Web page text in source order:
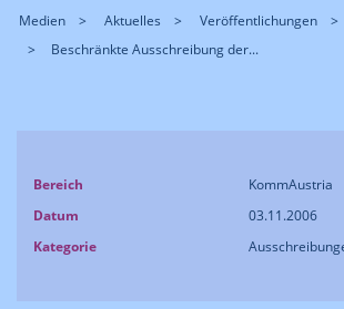
Medien Aktuelles Veröffentlichungen
Beschränkte Ausschreibung der...
Bereich
KommAustria
Datum
03.11.2006
Kategorie